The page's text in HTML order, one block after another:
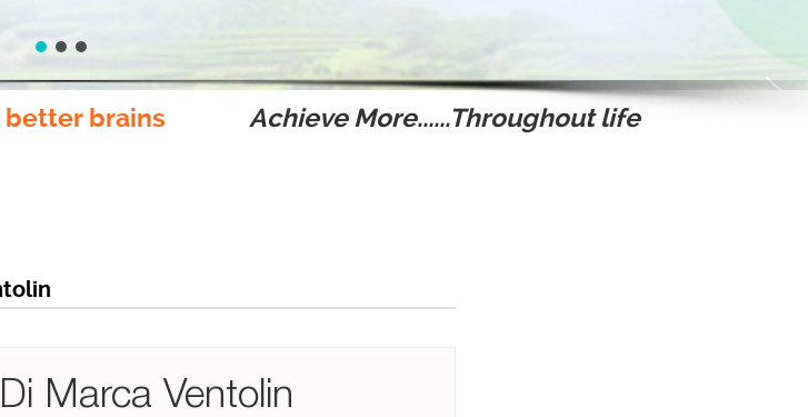
better brains Achieve More......Throughout life
Marca Ventolin